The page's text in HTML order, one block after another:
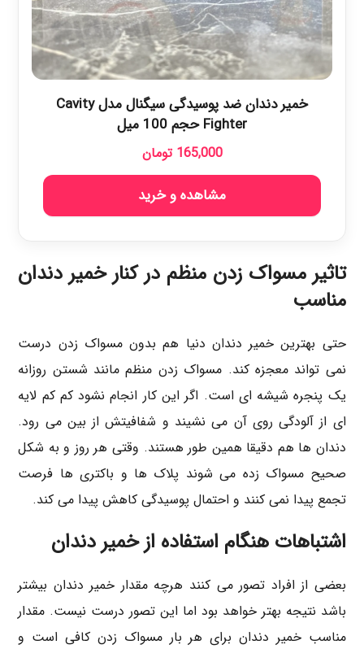
خمیر دندان ضد پوسیدگی سیگنال مدل Cavity
Fighter حجم 100 میل
165,000 تومان
مشاهده و خرید
تاثیر مسواک زدن منظم در کنار خمیر دندان
مناسب
حتی بهترین خمیر دندان دنیا هم بدون مسواک زدن درست
نمی تواند معجزه کند. مسواک زدن منظم مانند شستن روزانه
یک پنجره شیشه ای است. اگر این کار انجام نشود کم کم لایه
ای از آلودگی روی آن می نشیند و شفافیتش از بین می رود.
دندان ها هم دقیقا همین طور هستند. وقتی هر روز و به شکل
صحیح مسواک زده می شوند پلاک ها و باکتری ها فرصت
تجمع پیدا نمی کنند و احتمال پوسیدگی کاهش پیدا می کند.
اشتباهات هنگام استفاده از خمیر دندان
بعضی از افراد تصور می کنند هرچه مقدار خمیر دندان بیشتر
باشد نتیجه بهتر خواهد بود اما این تصور درست نیست. مقدار
مناسب خمیر دندان برای هر بار مسواک زدن کافی است و